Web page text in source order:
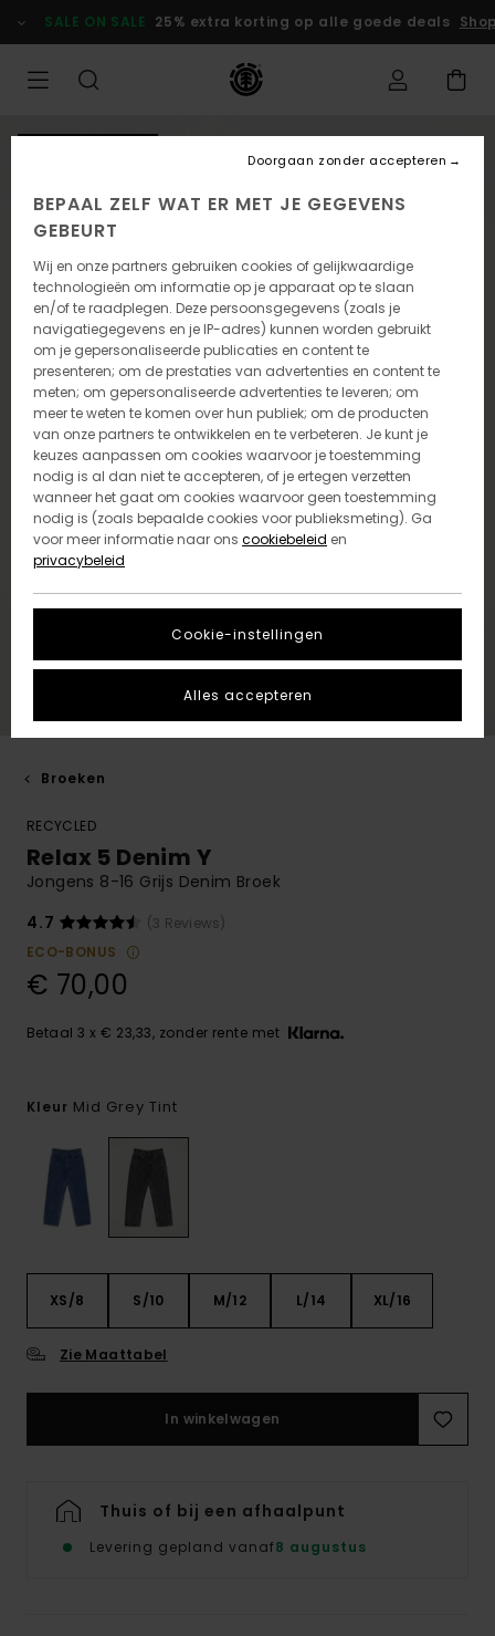
naar
Productinformatie
SALE ON SALE 25% extra korting op alle goede deals
Broeken
RECYCLED
Relax 5 Denim Y
Jongens 8-16 Grijs Denim Broek
4.7
(3 Reviews)
ECO-BONUS
€ 70,00
Betaal 3 x € 23,33, zonder rente met
Kleur Mid Grey Tint
XS/8 S/10 M/12 L/14 XL/16
Zie Maattabel
In winkelwagen
Thuis of bij een afhaalpunt
Levering gepland vanaf8 augustus
BEPAAL ZELF WAT ER MET JE GEGEVENS
GEBEURT
Wij en onze partners gebruiken cookies of gelijkwaardige
technologieën om informatie op je apparaat op te slaan
en/of te raadplegen. Deze persoonsgegevens (zoals je
navigatiegegevens en je IP-adres) kunnen worden gebruikt
om je gepersonaliseerde publicaties en content te
presenteren; om de prestaties van advertenties en content te
meten; om gepersonaliseerde advertenties te leveren; om
meer te weten te komen over hun publiek; om de producten
van onze partners te ontwikkelen en te verbeteren. Je kunt je
keuzes aanpassen om cookies waarvoor je toestemming
nodig is al dan niet te accepteren, of je ertegen verzetten
wanneer het gaat om cookies waarvoor geen toestemming
nodig is (zoals bepaalde cookies voor publieksmeting). Ga
voor meer informatie naar ons cookiebeleid en
privacybeleid
Cookie-instellingen
Doorgaan zonder accepteren
Alles accepteren